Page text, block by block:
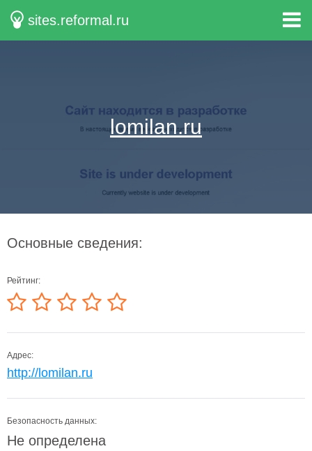
sites.reformal.ru
lomilan.ru
Основные сведения:
Рейтинг:
Адрес:
http://lomilan.ru
Безопасность данных:
Не определена